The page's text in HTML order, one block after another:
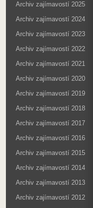
Archiv zajímavostí 2025
Archiv zajímavostí 2024
Archiv zajímavostí 2023
Archiv zajímavostí 2022
Archiv zajímavostí 2021
Archiv zajímavostí 2020
Archiv zajímavostí 2019
Archiv zajímavostí 2018
Archiv zajímavostí 2017
Archiv zajímavostí 2016
Archiv zajímavostí 2015
Archiv zajímavostí 2014
Archiv zajímavostí 2013
Archiv zajímavostí 2012